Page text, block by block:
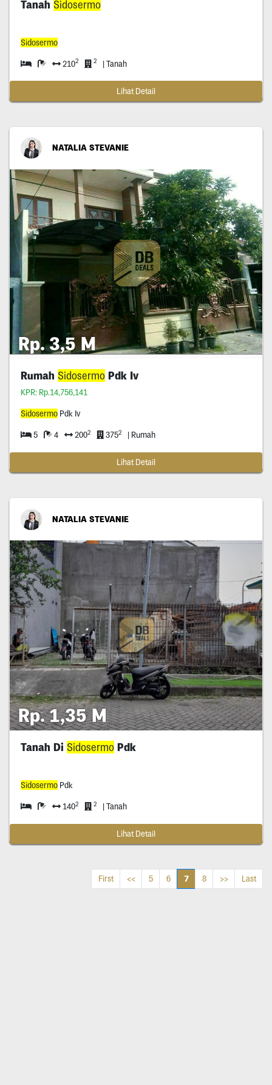
Tanah Sidosermo
Sidosermo
2102 2 | Tanah
Lihat Detail
NATALIA STEVANIE
Rp. 3,5 M
Rumah SidosermoPdk Iv
KPR: Rp.14,756,141
SidosermoPdk Iv
5 4 2002 3752 | Rumah
Lihat Detail
NATALIA STEVANIE
Rp. 1,35 M
Tanah Di SidosermoPdk
SidosermoPdk
1402 2 | Tanah
Lihat Detail
First << 5 6 7 8 >> Last